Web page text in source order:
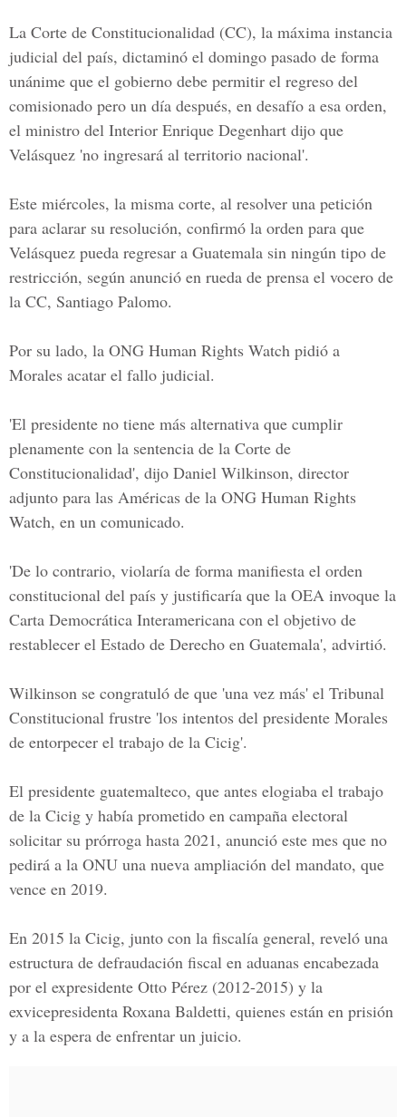
La Corte de Constitucionalidad (CC), la máxima instancia
judicial del país, dictaminó el domingo pasado de forma
unánime que el gobierno debe permitir el regreso del
comisionado pero un día después, en desafío a esa orden,
el ministro del Interior Enrique Degenhart dijo que
Velásquez 'no ingresará al territorio nacional'.
Este miércoles, la misma corte, al resolver una petición
para aclarar su resolución, confirmó la orden para que
Velásquez pueda regresar a Guatemala sin ningún tipo de
restricción, según anunció en rueda de prensa el vocero de
la CC, Santiago Palomo.
Por su lado, la ONG Human Rights Watch pidió a
Morales acatar el fallo judicial.
'El presidente no tiene más alternativa que cumplir
plenamente con la sentencia de la Corte de
Constitucionalidad', dijo Daniel Wilkinson, director
adjunto para las Américas de la ONG Human Rights
Watch, en un comunicado.
'De lo contrario, violaría de forma manifiesta el orden
constitucional del país y justificaría que la OEA invoque la
Carta Democrática Interamericana con el objetivo de
restablecer el Estado de Derecho en Guatemala', advirtió.
Wilkinson se congratuló de que 'una vez más' el Tribunal
Constitucional frustre 'los intentos del presidente Morales
de entorpecer el trabajo de la Cicig'.
El presidente guatemalteco, que antes elogiaba el trabajo
de la Cicig y había prometido en campaña electoral
solicitar su prórroga hasta 2021, anunció este mes que no
pedirá a la ONU una nueva ampliación del mandato, que
vence en 2019.
En 2015 la Cicig, junto con la fiscalía general, reveló una
estructura de defraudación fiscal en aduanas encabezada
por el expresidente Otto Pérez (2012-2015) y la
exvicepresidenta Roxana Baldetti, quienes están en prisión
y a la espera de enfrentar un juicio.